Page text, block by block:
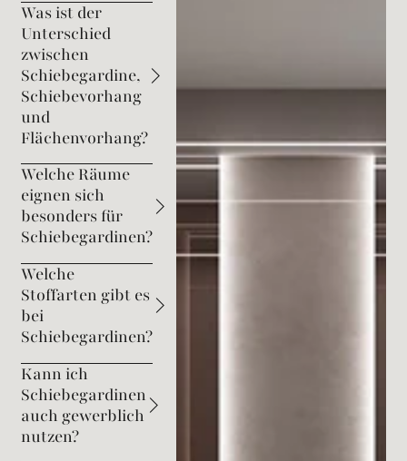
Was ist der
Unterschied
zwischen
Schiebegardine,
Schiebevorhang
und
Flächenvorhang?
Welche Räume
eignen sich
besonders für
Schiebegardinen?
Welche
Stoffarten gibt es
bei
Schiebegardinen?
Kann ich
Schiebegardinen
auch gewerblich
nutzen?